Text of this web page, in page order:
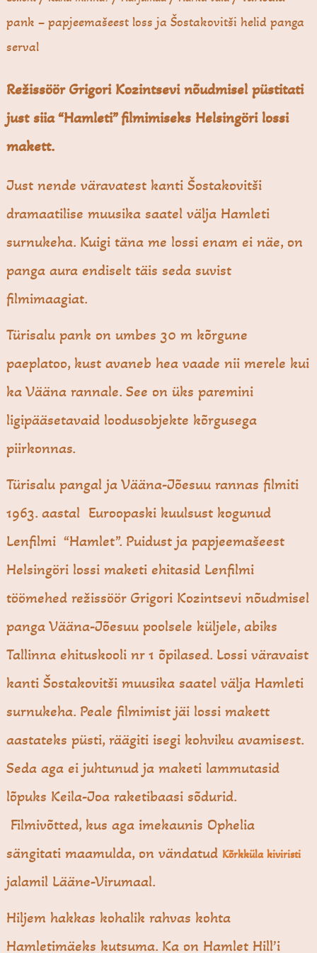
pank – papjeemašeest loss ja Šostakovitši helid panga
serval
Režissöör Grigori Kozintsevi nõudmisel püstitati
just siia “Hamleti” filmimiseks Helsingöri lossi
makett.
Just nende väravatest kanti Šostakovitši
dramaatilise muusika saatel välja Hamleti
surnukeha. Kuigi täna me lossi enam ei näe, on
panga aura endiselt täis seda suvist
filmimaagiat.
Türisalu pank on umbes 30 m kõrgune
paeplatoo, kust avaneb hea vaade nii merele kui
ka Vääna rannale. See on üks paremini
ligipääsetavaid loodusobjekte kõrgusega
piirkonnas.
Türisalu pangal ja Vääna-Jõesuu rannas filmiti
1963. aastal Euroopaski kuulsust kogunud
Lenfilmi “Hamlet”. Puidust ja papjeemašeest
Helsingöri lossi maketi ehitasid Lenfilmi
töömehed režissöör Grigori Kozintsevi nõudmisel
panga Vääna-Jõesuu poolsele küljele, abiks
Tallinna ehituskooli nr 1 õpilased. Lossi väravaist
kanti Šostakovitši muusika saatel välja Hamleti
surnukeha. Peale filmimist jäi lossi makett
aastateks püsti, räägiti isegi kohviku avamisest.
Seda aga ei juhtunud ja maketi lammutasid
lõpuks Keila-Joa raketibaasi sõdurid.
Filmivõtted, kus aga imekaunis Ophelia
sängitati maamulda, on vändatudKõrkküla kiviristi
jalamil Lääne-Virumaal.
Hiljem hakkas kohalik rahvas kohta
Hamletimäeks kutsuma. Ka on Hamlet Hill’i